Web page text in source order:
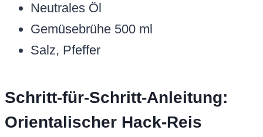
Neutrales Öl
Gemüsebrühe 500 ml
Salz, Pfeffer
Schritt-für-Schritt-Anleitung:
Orientalischer Hack-Reis